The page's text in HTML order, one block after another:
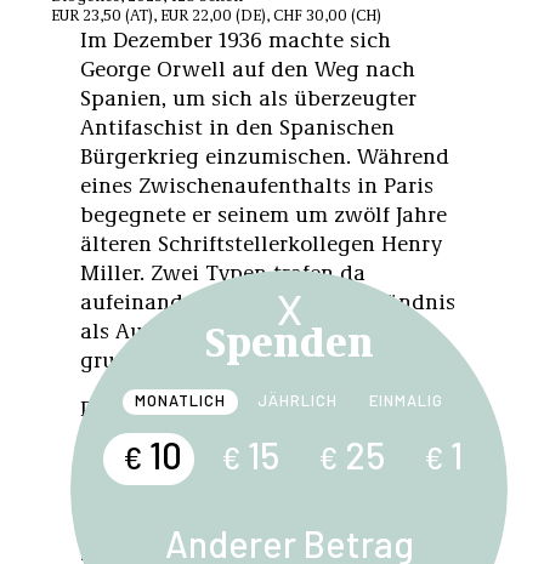
EUR 23,50 (AT), EUR 22,00 (DE), CHF 30,00 (CH)
Im Dezember 1936 machte sich
George Orwell auf den Weg nach
Spanien, um sich als überzeugter
Antifaschist in den Spanischen
Bürgerkrieg einzumischen. Während
eines Zwischenaufenthalts in Paris
begegnete er seinem um zwölf Jahre
älteren Schriftstellerkollegen Henry
Miller. Zwei Typen trafen da
aufeinander, deren Selbstverständnis
als Autoren kaum
grundverschiedener sein konnte.
Das macht Orwell in seinem später
geschriebenen Essay
Im Innern des
Walsmehr als deutlich. Ganz
sachlich beschreibt er Millers
Haltung zur Welt als eine von
»unüberbietbarer
X
Spenden
MONATLICH JÄHRLICH EINMALIG
€ 10 € 15 € 25 € 1
Anderer Betrag